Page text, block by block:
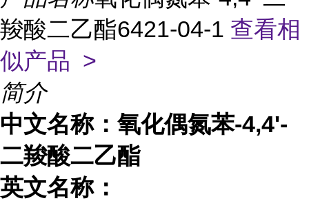
羧酸二乙酯6421-04-1 查看相
似产品 >
简介
中文名称：氧化偶氮苯-4,4'-
二羧酸二乙酯
英文名称：